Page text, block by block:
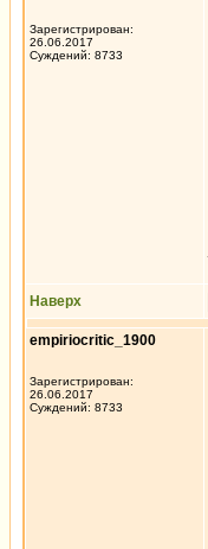
Зарегистрирован:
26.06.2017
Суждений: 8733
Наверх
empiriocritic_1900
Зарегистрирован:
26.06.2017
Суждений: 8733